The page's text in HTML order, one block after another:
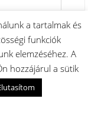
DW30.2 732096
DW30.1 737712
a tartalmak és
funkciók
elemzéséhez. A
hozzájárul a sütik